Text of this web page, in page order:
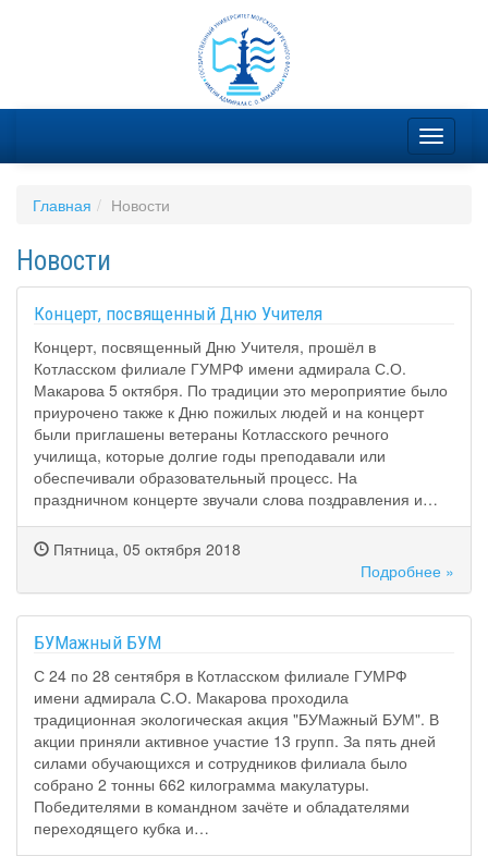
Главная Новости
Новости
Концерт, посвященный Дню Учителя
Концерт, посвященный Дню Учителя, прошёл в
Котласском филиале ГУМРФ имени адмирала С.О.
Макарова 5 октября. По традиции это мероприятие было
приурочено также к Дню пожилых людей и на концерт
были приглашены ветераны Котласского речного
училища, которые долгие годы преподавали или
обеспечивали образовательный процесс. На
праздничном концерте звучали слова поздравления и…
Пятница, 05 октября 2018
Подробнее »
БУМажный БУМ
С 24 по 28 сентября в Котласском филиале ГУМРФ
имени адмирала С.О. Макарова проходила
традиционная экологическая акция "БУМажный БУМ". В
акции приняли активное участие 13 групп. За пять дней
силами обучающихся и сотрудников филиала было
собрано 2 тонны 662 килограмма макулатуры.
Победителями в командном зачёте и обладателями
переходящего кубка и…